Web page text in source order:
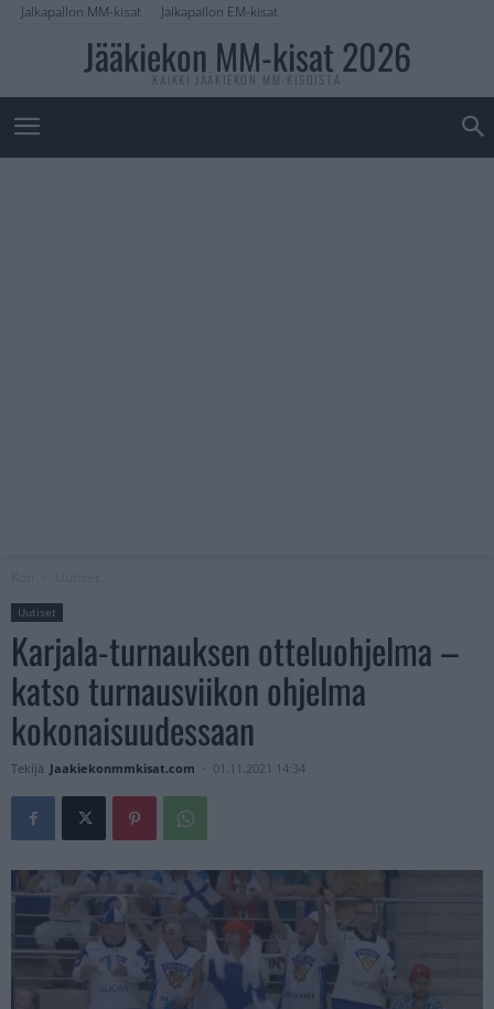
Jalkapallon MM-kisat Jalkapallon EM-kisat
Jääkiekon MM-kisat 2026
KAIKKI JÄÄKIEKON MM-KISOISTA
Uutiset
Karjala-turnauksen otteluohjelma –
katso turnausviikon ohjelma
kokonaisuudessaan
Tekijä Jaakiekonmmkisat.com - 01.11.2021 14:34